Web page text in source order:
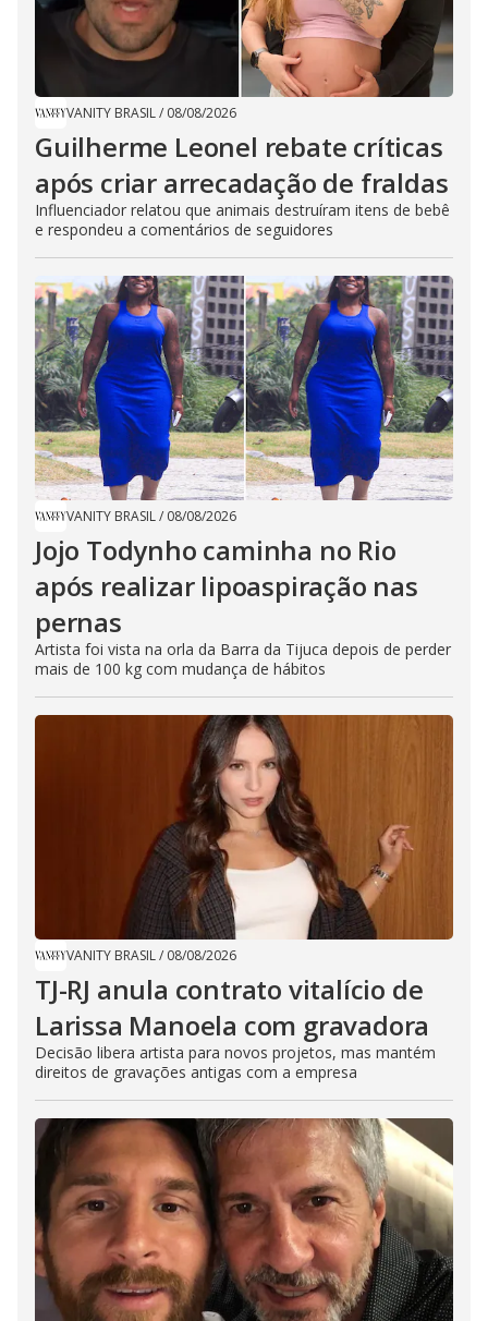
VANITY BRASIL/ 08/08/2026
Guilherme Leonel rebate críticas
após criar arrecadação de fraldas
Influenciador relatou que animais destruíram itens de bebê
e respondeu a comentários de seguidores
VANITY BRASIL/ 08/08/2026
Jojo Todynho caminha no Rio
após realizar lipoaspiração nas
pernas
Artista foi vista na orla da Barra da Tijuca depois de perder
mais de 100 kg com mudança de hábitos
VANITY BRASIL/ 08/08/2026
TJ-RJ anula contrato vitalício de
Larissa Manoela com gravadora
Decisão libera artista para novos projetos, mas mantém
direitos de gravações antigas com a empresa